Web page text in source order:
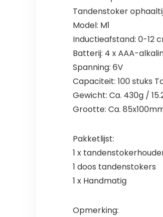
Tandenstoker
Model: M1
Inductieafstand: 0-12
Batterij: 4 x AAA-
Spanning: 6V
Capaciteit: 100 stuks
Gewicht: Ca. 430g /
Grootte: Ca.
Pakketlijst:
1 x
1 doos tandenstokers
1 x Handmatig
Opmerking: